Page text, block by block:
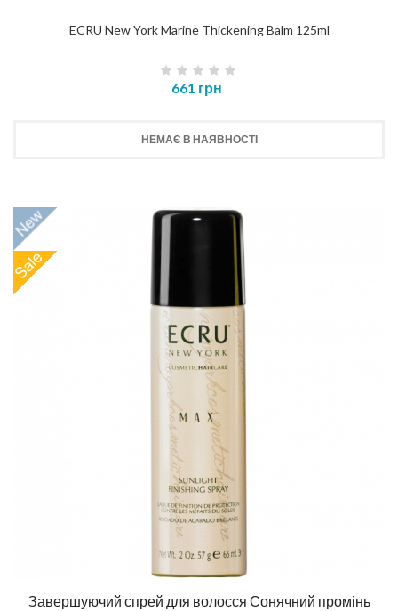
ECRU New York Marine Thickening Balm 125ml
661 грн
НЕМАЄ В НАЯВНОСТІ
Завершуючий спрей для волосся Сонячний промінь